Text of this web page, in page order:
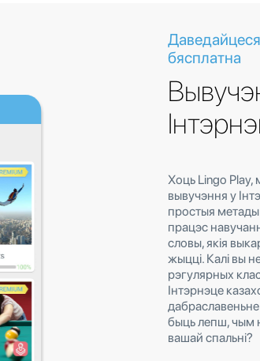
бясплатна
Хоць Lingo Play,
вывучэння у
простыя
працэс
словы, якія
жыцці. Калі вы
рэгулярных
Інтэрнэце
быць лепш, чым
вашай спальні?